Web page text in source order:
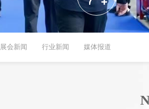
展会新闻 行业新闻 媒体报道